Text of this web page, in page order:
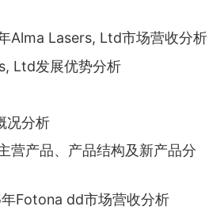
Alma Lasers, Ltd市场营收分析
Ltd发展优势分析
况分析
营产品、产品结构及新产品分
Fotona dd市场营收分析